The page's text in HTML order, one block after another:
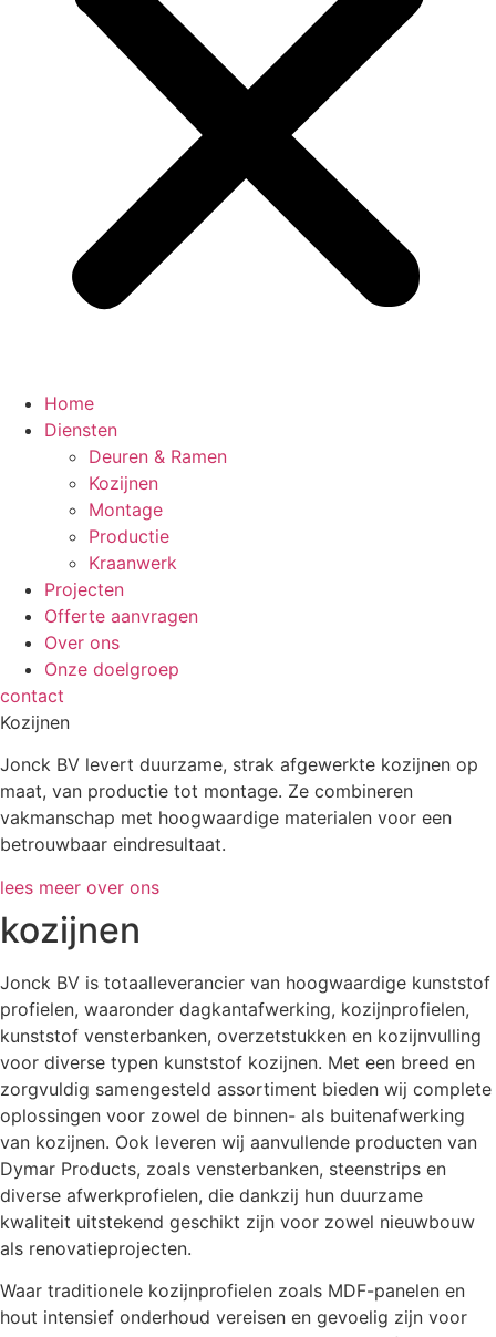
Home
Diensten
Deuren & Ramen
Kozijnen
Montage
Productie
Kraanwerk
Projecten
Offerte aanvragen
Over ons
Onze doelgroep
contact
Kozijnen
Jonck BV levert duurzame, strak afgewerkte kozijnen op
maat, van productie tot montage. Ze combineren
vakmanschap met hoogwaardige materialen voor een
betrouwbaar eindresultaat.
lees meer over ons
kozijnen
Jonck BV is totaalleverancier van hoogwaardige kunststof
profielen, waaronder dagkantafwerking, kozijnprofielen,
kunststof vensterbanken, overzetstukken en kozijnvulling
voor diverse typen kunststof kozijnen. Met een breed en
zorgvuldig samengesteld assortiment bieden wij complete
oplossingen voor zowel de binnen- als buitenafwerking
van kozijnen. Ook leveren wij aanvullende producten van
Dymar Products, zoals vensterbanken, steenstrips en
diverse afwerkprofielen, die dankzij hun duurzame
kwaliteit uitstekend geschikt zijn voor zowel nieuwbouw
als renovatieprojecten.
Waar traditionele kozijnprofielen zoals MDF-panelen en
hout intensief onderhoud vereisen en gevoelig zijn voor